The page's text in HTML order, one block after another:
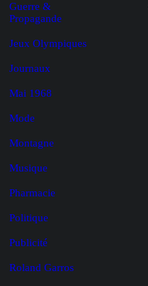
Guerre &
Propagande
Jeux Olympiques
Journaux
Mai 1968
Mode
Montagne
Musique
Pharmacie
Politique
Publicité
Roland Garros